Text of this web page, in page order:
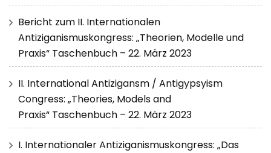
Bericht zum II. Internationalen
Antiziganismuskongress: „Theorien, Modelle und
Praxis“ Taschenbuch – 22. März 2023
II. International Antizigansm / Antigypsyism
Congress: „Theories, Models and
Praxis“ Taschenbuch – 22. März 2023
I. Internationaler Antiziganismuskongress: „Das